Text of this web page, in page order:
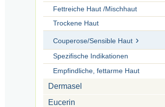
Fettreiche Haut /Mischhaut
Trockene Haut
Couperose/Sensible Haut
Spezifische Indikationen
Empfindliche, fettarme Haut
Dermasel
Eucerin